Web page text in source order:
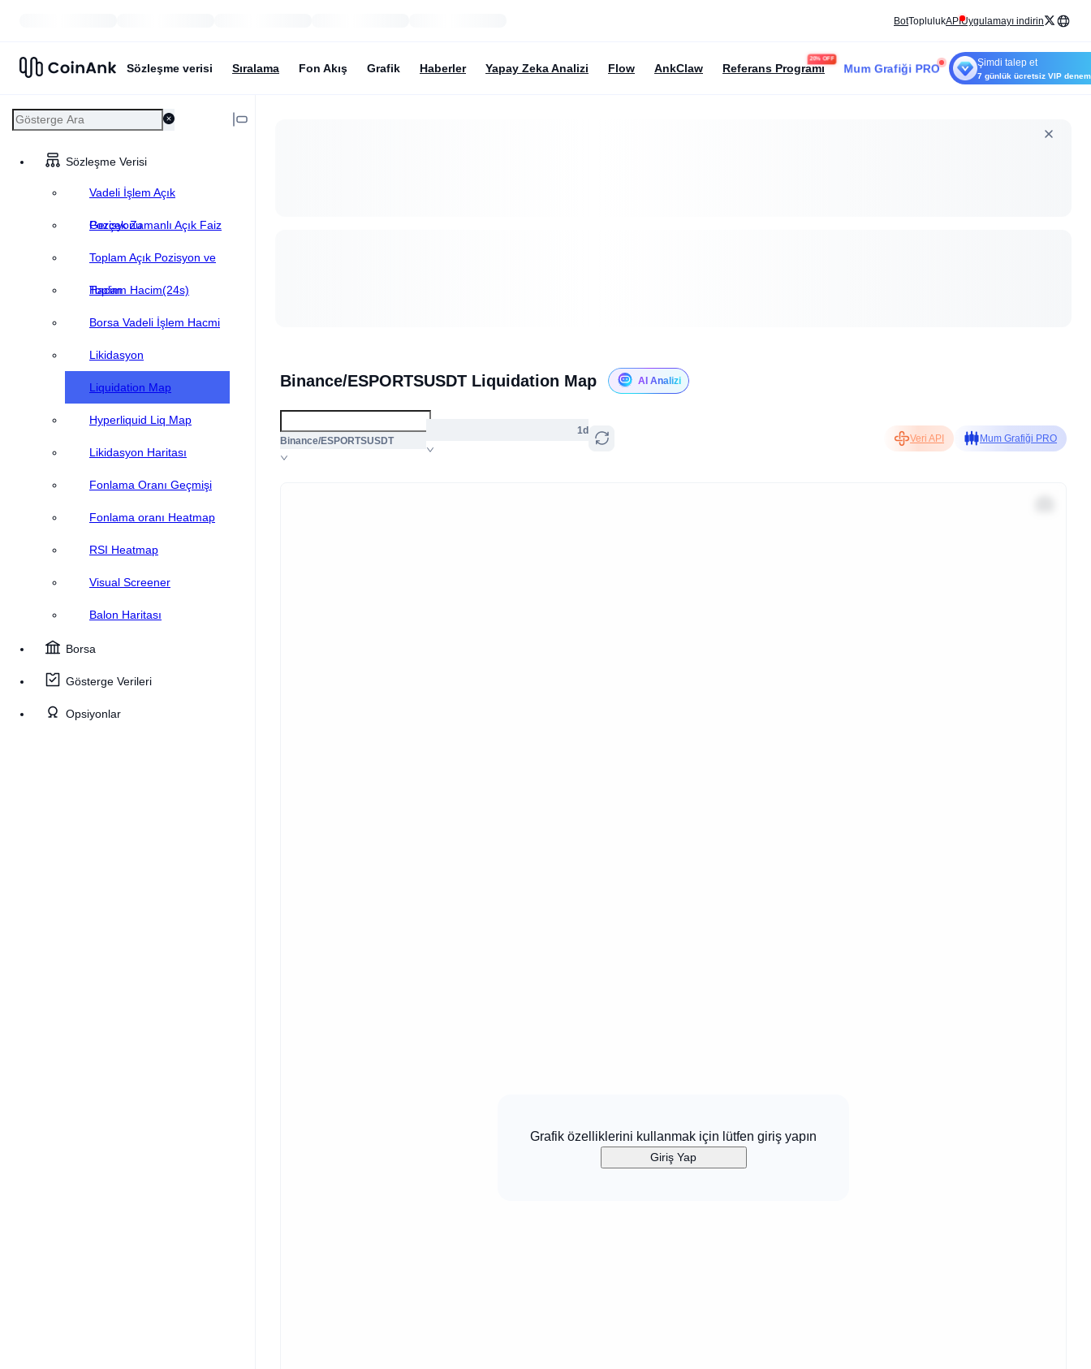
BotToplulukAPIUygulamayı indirin
Sözleşme verisi Sıralama Fon Akış Grafik Haberler Yapay Zeka Analizi Flow AnkClaw Referans Programı
20% OFF
Mum Grafiği PRO Şimdi talep et
7 günlük ücretsiz VIP
Sözleşme Verisi
Vadeli İşlem Açık
Pozisyonu
Gerçek Zamanlı Açık Faiz
Toplam Açık Pozisyon ve
Hacim
Toplam Hacim(24s)
Borsa Vadeli İşlem Hacmi
Likidasyon
Liquidation Map
Hyperliquid Liq Map
Likidasyon Haritası
Fonlama Oranı Geçmişi
Fonlama oranı Heatmap
RSI Heatmap
Visual Screener
Balon Haritası
Borsa
Gösterge Verileri
Opsiyonlar
Binance/ESPORTSUSDT Liquidation Map AI Analizi
Binance/ESPORTSUSDT
1d
Veri API Mum Grafiği PRO
Grafik özelliklerini kullanmak için lütfen giriş yapın
Giriş Yap